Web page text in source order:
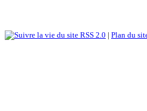
RSS 2.0 | Plan du